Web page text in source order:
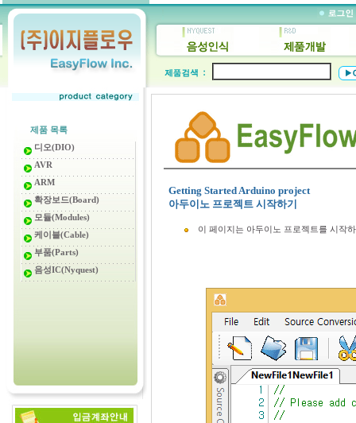
제품 목록
디오(DIO)
AVR
ARM
확장보드(Board)
모듈(Modules)
케이블(Cable)
부품(Parts)
음성IC(Nyquest)
Getting Started Arduino project
아두이노 프로젝트 시작하기
이 페이지는 아두이노 프로젝트를 시작